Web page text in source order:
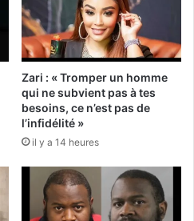
Zari : « Tromper un homme
qui ne subvient pas à tes
besoins, ce n’est pas de
l’infidélité »
il y a 14 heures